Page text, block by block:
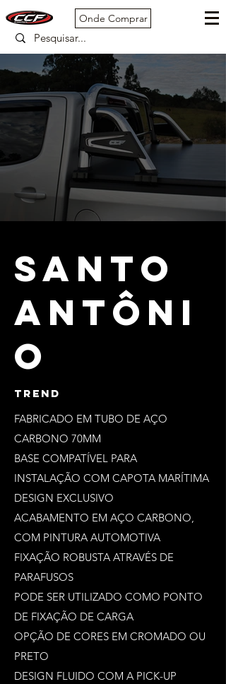
Onde Comprar
SANTO
ANTÔNI
O
TREND
FABRICADO EM TUBO DE AÇO
CARBONO 70MM
BASE COMPATÍVEL PARA
INSTALAÇÃO COM CAPOTA MARÍTIMA
DESIGN EXCLUSIVO
ACABAMENTO EM AÇO CARBONO,
COM PINTURA AUTOMOTIVA
FIXAÇÃO ROBUSTA ATRAVÉS DE
PARAFUSOS
PODE SER UTILIZADO COMO PONTO
DE FIXAÇÃO DE CARGA
OPÇÃO DE CORES EM CROMADO OU
PRETO
DESIGN FLUIDO COM A PICK-UP